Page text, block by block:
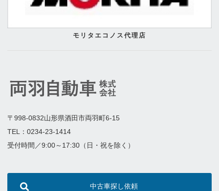
モリタエコノス代理店
〒998-0832山形県酒田市両羽町6-15
TEL：0234-23-1414
受付時間／9:00～17:30（日・祝を除く）
中古車探し依頼